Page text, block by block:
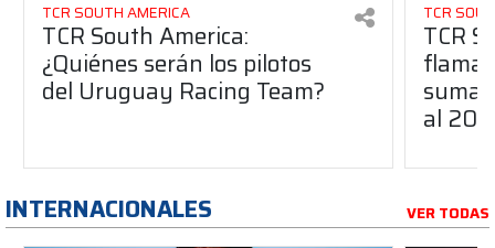
TCR SOUTH AMERICA
TCR South America:
¿Quiénes serán los pilotos
del Uruguay Racing Team?
TCR
TCR
suma
al
INTERNACIONALES VER TODAS